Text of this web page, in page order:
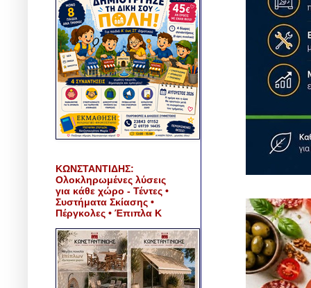
ΚΩΝΣΤΑΝΤΙΔΗΣ:
Ολοκληρωμένες λύσεις
για κάθε χώρο - Τέντες •
Συστήματα Σκίασης •
Πέργκολες • Έπιπλα Κ